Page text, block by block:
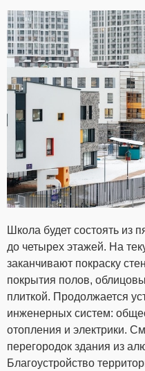
Школа будет состоять из
до четырех этажей. На
заканчивают покраску
покрытия полов,
плиткой. Продолжается
инженерных систем:
отопления и электрики.
перегородок здания из
Благоустройство